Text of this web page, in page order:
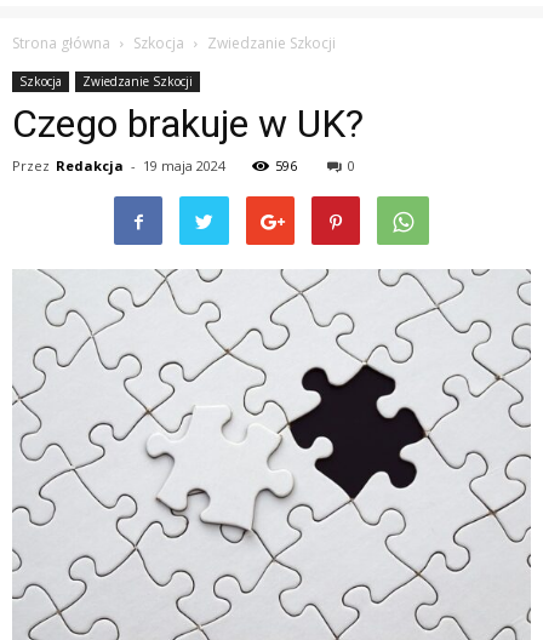
Strona główna Szkocja Zwiedzanie Szkocji
Szkocja Zwiedzanie Szkocji
Czego brakuje w UK?
Przez Redakcja - 19 maja 2024 596 0